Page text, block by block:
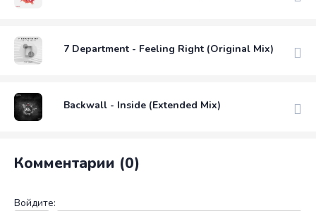
7 Department - Feeling Right (Original Mix)
Backwall - Inside (Extended Mix)
Комментарии (0)
Войдите: